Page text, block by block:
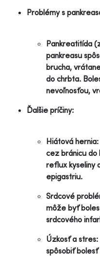
Problémy s
Pankreatitída
pankreasu
brucha,
do chrbta.
nevoľnosťou,
Ďalšie príčiny:
Hiátová
cez bránicu do
reflux kyseliny
epigastriu.
Srdcové
môže byť
srdcového
Úzkosť a
spôsobiť